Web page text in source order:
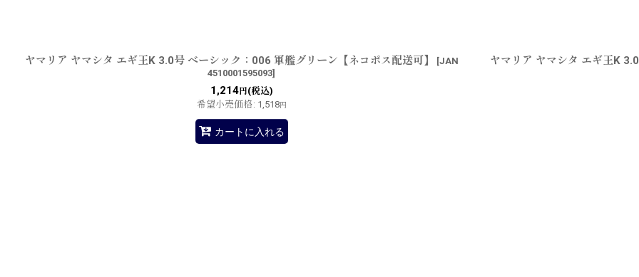
ヤマリア ヤマシタ エギ王K 3.0号 ベーシック：006 軍艦グリーン【ネコポス配送可】 [JAN
4510001595093]
1,214円(税込)
希望小売価格: 1,518円
カートに入れる
ヤマリア ヤマシタ エギ王K